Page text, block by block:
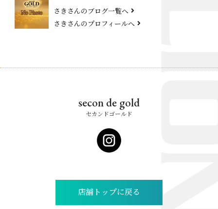
さきさんのブログ一覧へ
さきさんのプロフィールへ
secon de gold
セカンドゴールド
店舗トップに戻る